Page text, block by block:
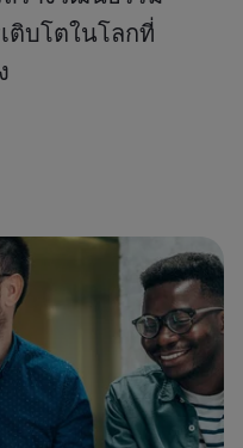
ติบโตในโลกที่